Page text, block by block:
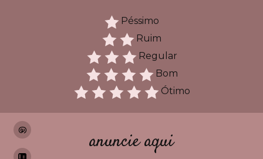
Péssimo
Ruim
Regular
Bom
Ótimo
anuncie aqui